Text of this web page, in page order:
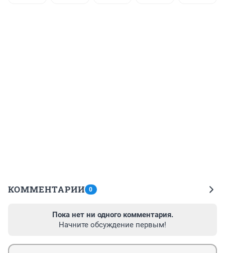
КОММЕНТАРИИ 0
Пока нет ни одного комментария.
Начните обсуждение первым!